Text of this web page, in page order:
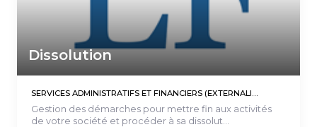
Dissolution
SERVICES ADMINISTRATIFS ET FINANCIERS (EXTERNALISATIONS)
Gestion des démarches pour mettre fin aux activités
de votre société et procéder à sa dissolut...